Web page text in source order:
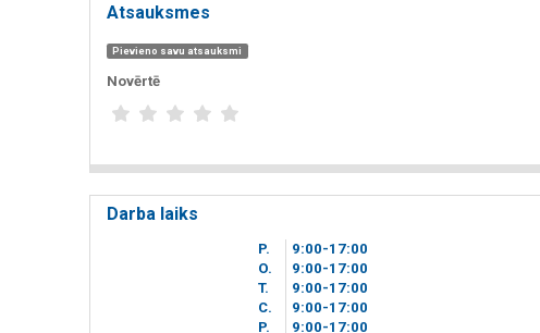
Atsauksmes
Pievieno savu atsauksmi
Novērtē
Darba laiks
P. 9 00-17 00
O.
9 00-17 00
T.
9 00-17 00
C.
9 00-17 00
P.
9 00-17 00